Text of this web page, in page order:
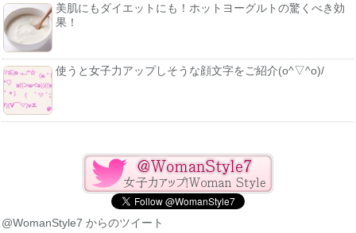
美肌にもダイエットにも！ホットヨーグルトの驚くべき効
果！
使うと女子力アップしそうな顔文字をご紹介(o^▽^o)/
@WomanStyle7 からのツイート